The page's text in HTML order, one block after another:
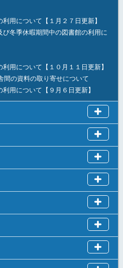
用について【１月２７日更新】
冬季休暇期間中の図書館の利用に
用について【１０月１１日更新】
間の資料の取り寄せについて
用について【９月６日更新】